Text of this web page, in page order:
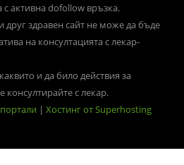
активна dofollow връзка.
друг здравен сайт не може да бъде
на консултацията с лекар-
и да било действия за
консултирайте с лекар.
| Хостинг от Superhosting